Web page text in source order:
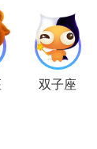
在一起后，
座的男生爱
双子座